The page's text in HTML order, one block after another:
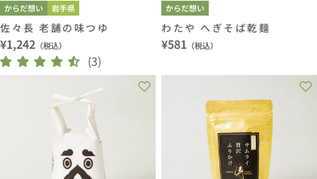
からだ想い 岩手県
佐々長 老舗の味つゆ
通
常
価
¥1,242 （税込）
(3)
からだ想い
わたや へぎそば乾麺
通
価
¥581 （税込）